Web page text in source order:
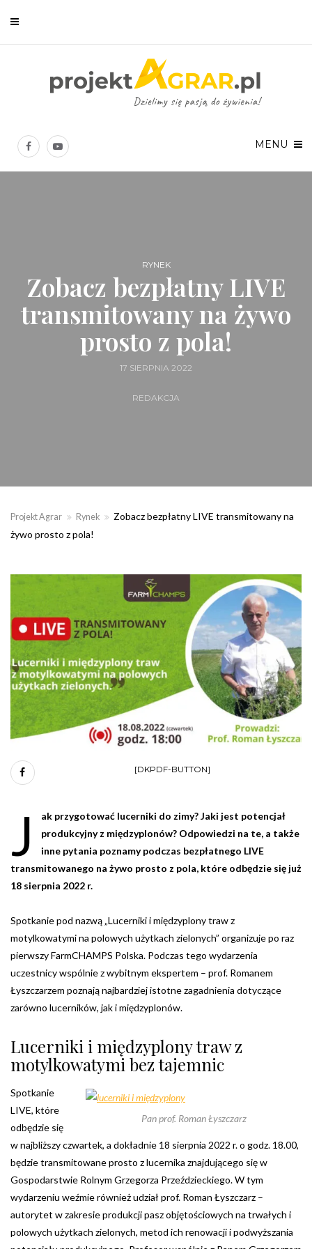
MENU
RYNEK
Zobacz bezpłatny LIVE
transmitowany na żywo
prosto z pola!
17 SIERPNIA 2022
REDAKCJA
Projekt Agrar Rynek
Zobacz bezpłatny LIVE transmitowany na
żywo prosto z pola!
[DKPDF-BUTTON]
J
ak przygotować lucerniki do zimy? Jaki jest potencjał
produkcyjny z międzyplonów? Odpowiedzi na te, a także
inne pytania poznamy podczas bezpłatnego LIVE
transmitowanego na żywo prosto z pola, które odbędzie się już
18 sierpnia 2022 r.
Spotkanie pod nazwą „Lucerniki i międzyplony traw z
motylkowatymi na polowych użytkach zielonych” organizuje po raz
pierwszy FarmCHAMPS Polska. Podczas tego wydarzenia
uczestnicy wspólnie z wybitnym ekspertem – prof. Romanem
Łyszczarzem poznają najbardziej istotne zagadnienia dotyczące
zarówno lucerników, jak i międzyplonów.
Lucerniki i międzyplony traw z
motylkowatymi bez tajemnic
Pan prof. Roman Łyszczarz
Spotkanie
LIVE, które
odbędzie się
w najbliższy czwartek, a dokładnie 18 sierpnia 2022 r. o godz. 18.00,
będzie transmitowane prosto z lucernika znajdującego się w
Gospodarstwie Rolnym Grzegorza Przeździeckiego. W tym
wydarzeniu weźmie również udział prof. Roman Łyszczarz –
autorytet w zakresie produkcji pasz objętościowych na trwałych i
polowych użytkach zielonych, metod ich renowacji i podwyższania
Chcesz być na bieżąco? Zostaw swój e-mail, a raz w tygodniu
prześlemy Ci nasze najlepsze artykuły!